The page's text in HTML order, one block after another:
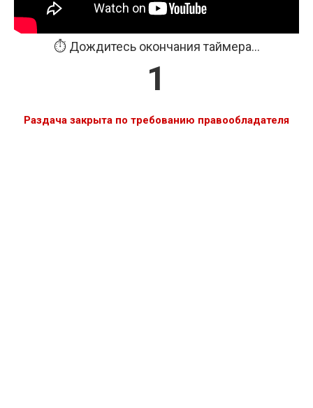
⏱️ Дождитесь окончания таймера...
1
Раздача закрыта по требованию правообладателя